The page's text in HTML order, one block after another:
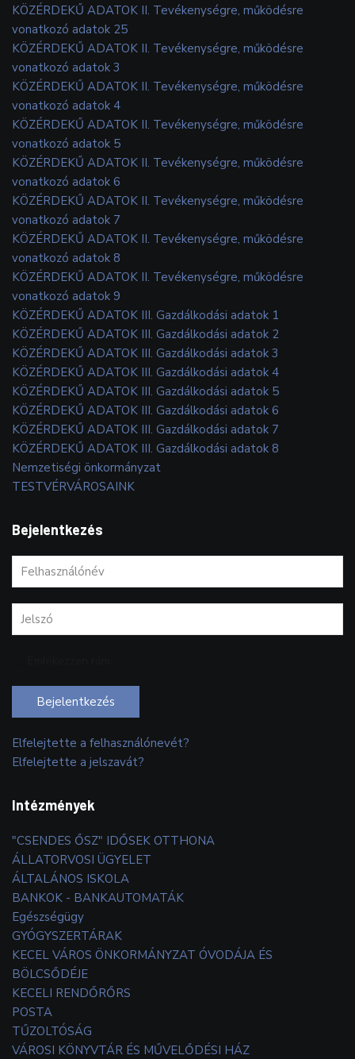
KÖZÉRDEKŰ ADATOK II. Tevékenységre, működésre
vonatkozó adatok 25
KÖZÉRDEKŰ ADATOK II. Tevékenységre, működésre
vonatkozó adatok 3
KÖZÉRDEKŰ ADATOK II. Tevékenységre, működésre
vonatkozó adatok 4
KÖZÉRDEKŰ ADATOK II. Tevékenységre, működésre
vonatkozó adatok 5
KÖZÉRDEKŰ ADATOK II. Tevékenységre, működésre
vonatkozó adatok 6
KÖZÉRDEKŰ ADATOK II. Tevékenységre, működésre
vonatkozó adatok 7
KÖZÉRDEKŰ ADATOK II. Tevékenységre, működésre
vonatkozó adatok 8
KÖZÉRDEKŰ ADATOK II. Tevékenységre, működésre
vonatkozó adatok 9
KÖZÉRDEKŰ ADATOK III. Gazdálkodási adatok 1
KÖZÉRDEKŰ ADATOK III. Gazdálkodási adatok 2
KÖZÉRDEKŰ ADATOK III. Gazdálkodási adatok 3
KÖZÉRDEKŰ ADATOK III. Gazdálkodási adatok 4
KÖZÉRDEKŰ ADATOK III. Gazdálkodási adatok 5
KÖZÉRDEKŰ ADATOK III. Gazdálkodási adatok 6
KÖZÉRDEKŰ ADATOK III. Gazdálkodási adatok 7
KÖZÉRDEKŰ ADATOK III. Gazdálkodási adatok 8
Nemzetiségi önkormányzat
TESTVÉRVÁROSAINK
Bejelentkezés
Bejelentkezés
Elfelejtette a felhasználónevét?
Elfelejtette a jelszavát?
Intézmények
"CSENDES ŐSZ" IDŐSEK OTTHONA
ÁLLATORVOSI ÜGYELET
ÁLTALÁNOS ISKOLA
BANKOK - BANKAUTOMATÁK
Egészségügy
GYÓGYSZERTÁRAK
KECEL VÁROS ÖNKORMÁNYZAT ÓVODÁJA ÉS
BÖLCSŐDÉJE
KECELI RENDŐRŐRS
POSTA
TŰZOLTÓSÁG
VÁROSI KÖNYVTÁR ÉS MŰVELŐDÉSI HÁZ